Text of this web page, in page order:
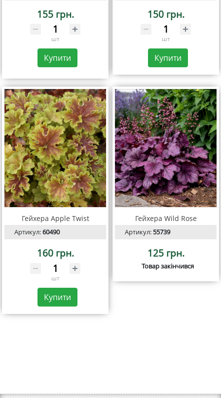
155 грн.
шт
Купити
150 грн.
шт
Купити
Гейхера Apple Twist
Артикул:60490
160 грн.
шт
Купити
Гейхера Wild Rose
Артикул:55739
125 грн.
Товар закінчився